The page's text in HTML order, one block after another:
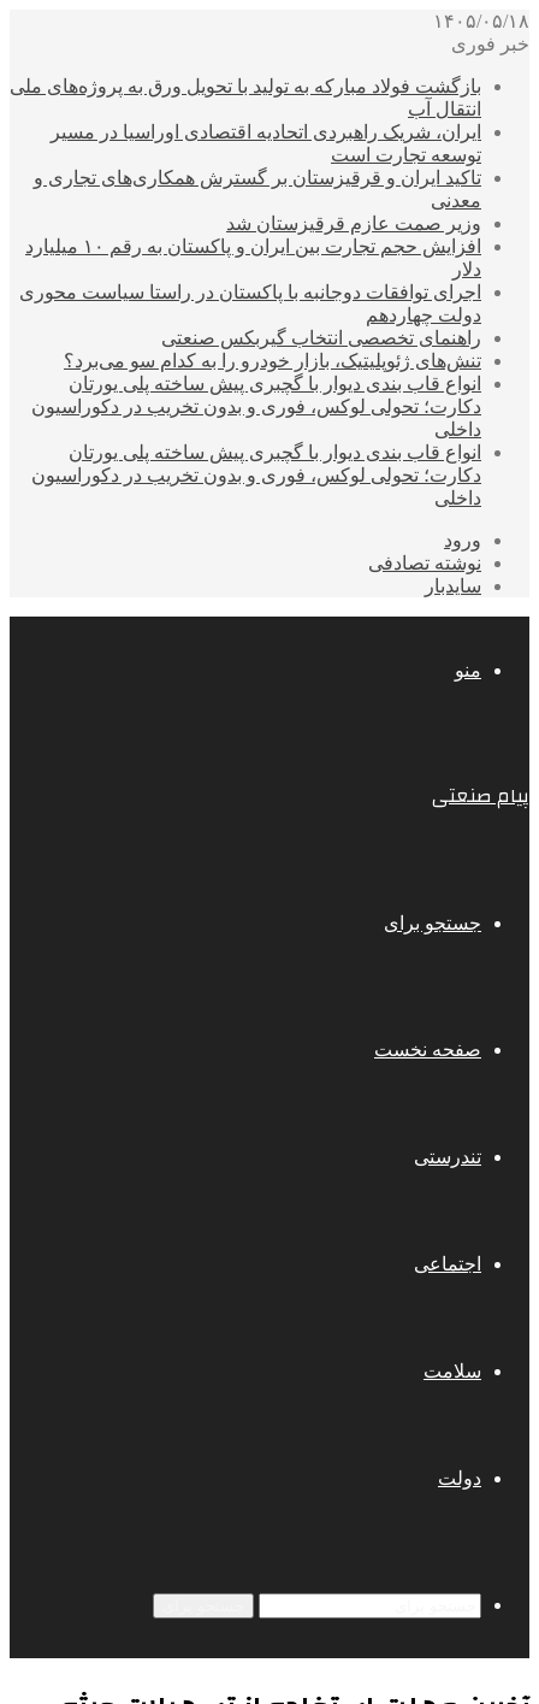
۱۴۰۵/۰۵/۱۸
خبر فوری
بازگشت فولاد مبارکه به تولید با تحویل ورق به پروژه‌های ملی
انتقال آب
ایران، شریک راهبردی اتحادیه اقتصادی اوراسیا در مسیر
توسعه تجارت است
تاکید ایران و قرقیزستان بر گسترش همکاری‌های تجاری و
معدنی
وزیر صمت عازم قرقیزستان شد
افزایش حجم تجارت بین ایران و پاکستان به رقم ۱۰ میلیارد
دلار
اجرای توافقات دوجانبه با پاکستان در راستا سیاست محوری
دولت چهاردهم
راهنمای تخصصی انتخاب گیربکس صنعتی
تنش‌های ژئوپلیتیک، بازار خودرو را به کدام سو می‌برد؟
انواع قاب بندی دیوار با گچبری پیش ساخته پلی یورتان
دکارت؛ تحولی لوکس، فوری و بدون تخریب در دکوراسیون
داخلی
انواع قاب بندی دیوار با گچبری پیش ساخته پلی یورتان
دکارت؛ تحولی لوکس، فوری و بدون تخریب در دکوراسیون
داخلی
ورود
نوشته تصادفی
سایدبار
منو
پیام صنعتی
جستجو برای
صفحه نخست
تندرستی
اجتماعی
سلامت
دولت